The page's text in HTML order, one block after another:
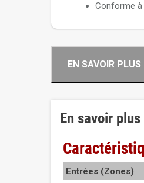
Conforme à
EN SAVOIR PLUS
En savoir plus
Entrées (Zones)